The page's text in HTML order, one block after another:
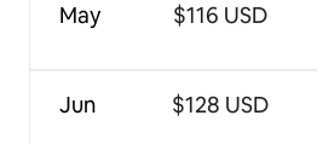
May
Jun
$116 USD
$128 USD